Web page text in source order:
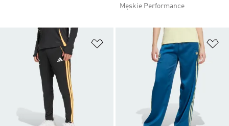
Męskie Performance
Dodaj do listy życzeń